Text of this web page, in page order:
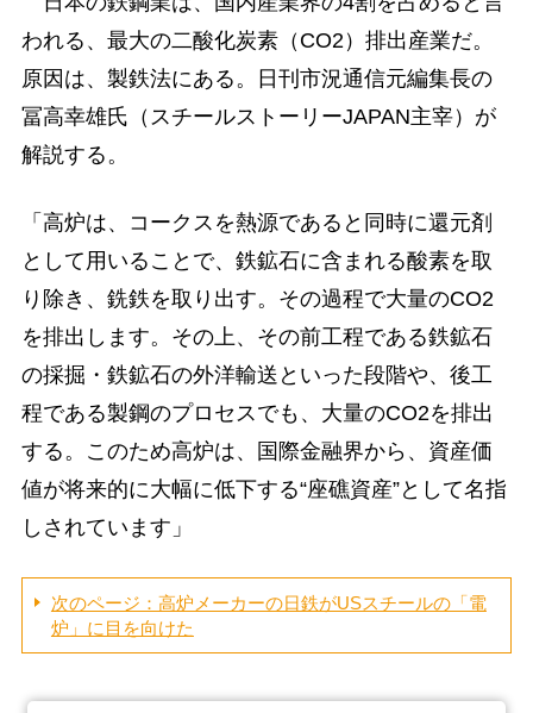
われる、最大の二酸化炭素（CO2）排出産業だ。
原因は、製鉄法にある。日刊市況通信元編集長の
冨高幸雄氏（スチールストーリーJAPAN主宰）が
解説する。
「高炉は、コークスを熱源であると同時に還元剤
として用いることで、鉄鉱石に含まれる酸素を取
り除き、銑鉄を取り出す。その過程で大量のCO2
を排出します。その上、その前工程である鉄鉱石
の採掘・鉄鉱石の外洋輸送といった段階や、後工
程である製鋼のプロセスでも、大量のCO2を排出
する。このため高炉は、国際金融界から、資産価
値が将来的に大幅に低下する“座礁資産”として名指
しされています」
次のページ：高炉メーカーの日鉄がUSスチールの「電
炉」に目を向けた